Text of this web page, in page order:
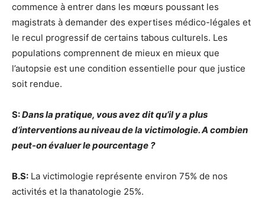
commence à entrer dans les mœurs poussant les
magistrats à demander des expertises médico-légales et
le recul progressif de certains tabous culturels. Les
populations comprennent de mieux en mieux que
l’autopsie est une condition essentielle pour que justice
soit rendue.
S:Dans la pratique, vous avez dit qu’il y a plus
d’interventions au niveau de la victimologie. A combien
peut-on évaluer le pourcentage ?
B.S: La victimologie représente environ 75% de nos
activités et la thanatologie 25%.